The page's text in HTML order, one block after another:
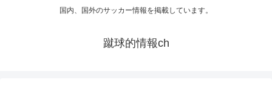
国内、国外のサッカー情報を掲載しています。
蹴球的情報ch